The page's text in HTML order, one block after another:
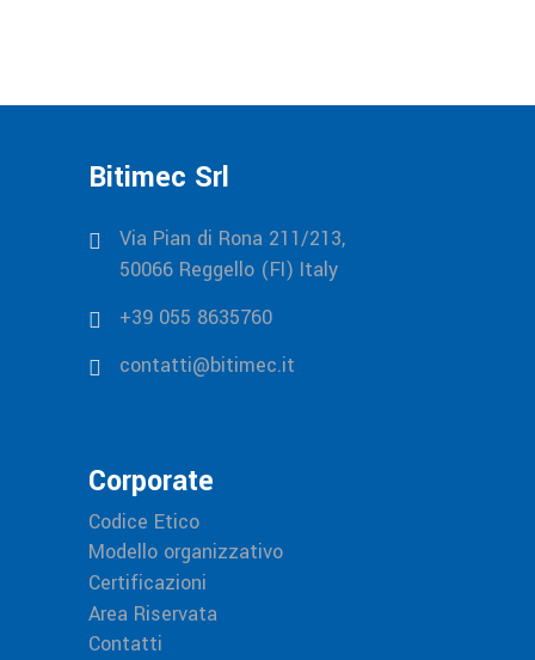
Bitimec Srl
Via Pian di Rona 211/213,
50066 Reggello (FI) Italy
+39 055 8635760
contatti@bitimec.it
Corporate
Codice Etico
Modello organizzativo
Certificazioni
Area Riservata
Contatti